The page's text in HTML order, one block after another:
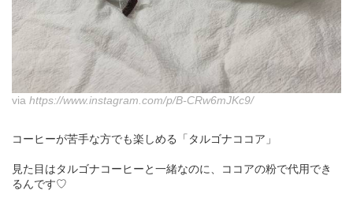
via https://www.instagram.com/p/B-CRw6mJKc9/
コーヒーが苦手な方でも楽しめる「タルゴナココア」
見た目はタルゴナコーヒーと一緒なのに、ココアの粉で代用でき
るんです♡